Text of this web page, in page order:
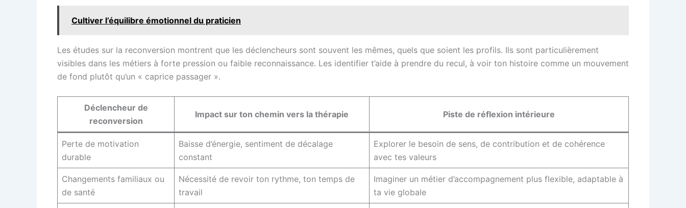
Cultiver l’équilibre émotionnel du praticien
Les études sur la reconversion montrent que les déclencheurs sont souvent les mêmes, quels que soient les profils. Ils sont particulièrement
visibles dans les métiers à forte pression ou faible reconnaissance. Les identifier t’aide à prendre du recul, à voir ton histoire comme un mouvement
de fond plutôt qu’un « caprice passager ».
Déclencheur de
reconversion
Impact sur ton chemin vers la thérapie Piste de réflexion intérieure
Perte de motivation
durable
Baisse d’énergie, sentiment de décalage
constant
Explorer le besoin de sens, de contribution et de cohérence
avec tes valeurs
Changements familiaux ou
de santé
Nécessité de revoir ton rythme, ton temps de
travail
Imaginer un métier d’accompagnement plus flexible, adaptable à
ta vie globale